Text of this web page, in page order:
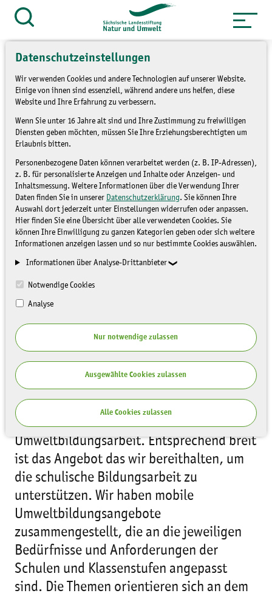
Datenschutzeinstellungen
Wir verwenden Cookies und andere Technologien auf unserer Website.
Einige von ihnen sind essenziell, während andere uns helfen, diese
Website und Ihre Erfahrung zu verbessern.
Wenn Sie unter 16 Jahre alt sind und Ihre Zustimmung zu freiwilligen
Diensten geben möchten, müssen Sie Ihre Erziehungsberechtigten um
Erlaubnis bitten.
Personenbezogene Daten können verarbeitet werden (z. B. IP-Adressen),
z. B. für personalisierte Anzeigen und Inhalte oder Anzeigen- und
Inhaltsmessung. Weitere Informationen über die Verwendung Ihrer
Daten finden Sie in unserer Datenschutzerklärung. Sie können Ihre
Auswahl dort jederzeit unter Einstellungen widerrufen oder anpassen.
Hier finden Sie eine Übersicht über alle verwendeten Cookies. Sie
können Ihre Einwilligung zu ganzen Kategorien geben oder sich weitere
Informationen anzeigen lassen und so nur bestimmte Cookies auswählen.
Informationen über Analyse-Drittanbieter
Notwendige Cookies
Analyse
Nur notwendige zulassen
Ausgewählte Cookies zulassen
Alle Cookies zulassen
Zum
Inhalt
springen
öffnen
Themen » Umweltbildung
Umweltbildung » Angebote für Schulen
Angebote für Schulen
Schülerinnen und Schülern aller
Klassenstufen und Schultypen sind die
primäre Zielgruppe unserer mobilen
Umweltbildungsarbeit. Entsprechend breit
ist das Angebot das wir bereithalten, um
die schulische Bildungsarbeit zu
unterstützen. Wir haben mobile
Umweltbildungsangebote
zusammengestellt, die an die jeweiligen
Bedürfnisse und Anforderungen der
Schulen und Klassenstufen angepasst
sind. Die Themen orientieren sich an dem